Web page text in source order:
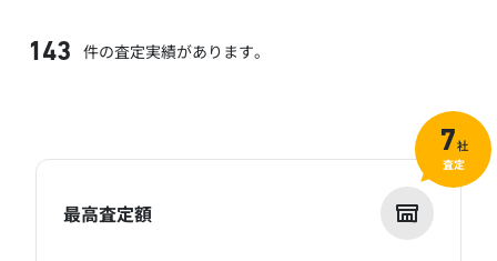
143 件の査定実績があります。
最高査定額
7社
査定